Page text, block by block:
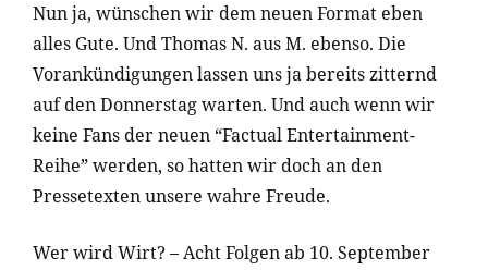
Nun ja, wünschen wir dem neuen Format eben
alles Gute. Und Thomas N. aus M. ebenso. Die
Vorankündigungen lassen uns ja bereits zitternd
auf den Donnerstag warten. Und auch wenn wir
keine Fans der neuen “Factual Entertainment-
Reihe” werden, so hatten wir doch an den
Pressetexten unsere wahre Freude.
Wer wird Wirt? – Acht Folgen ab 10. September